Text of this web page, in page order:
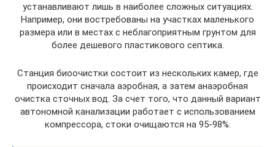
устанавливают лишь в наиболее сложных ситуациях.
Например, они востребованы на участках маленького
размера или в местах с неблагоприятным грунтом для
более дешевого пластикового септика.
Станция биоочистки состоит из нескольких камер, где
происходит сначала аэробная, а затем анаэробная
очистка сточных вод. За счет того, что данный вариант
автономной канализации работает с использованием
компрессора, стоки очищаются на 95-98%.